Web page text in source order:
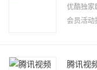
优酷独家
会员活动
腾讯视